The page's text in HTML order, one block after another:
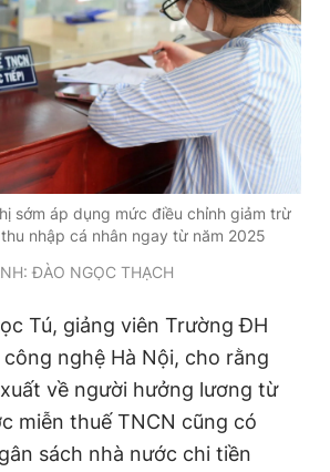
sớm áp dụng mức điều chỉnh giảm trừ
nhập cá nhân ngay từ năm 2025
ĐÀO NGỌC THẠCH
Tú, giảng viên Trường ĐH
nghệ Hà Nội, cho rằng
về người hưởng lương từ
miễn thuế TNCN cũng có
sách nhà nước chi tiền